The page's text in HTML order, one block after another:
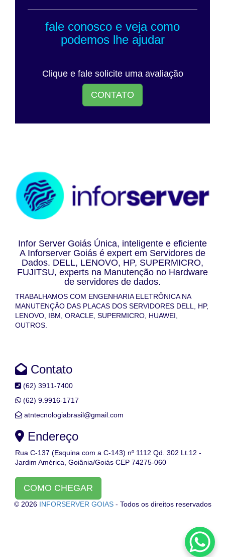
fale conosco e veja como
podemos lhe ajudar
Clique e fale solicite uma avaliação
CONTATO
Infor Server Goiás Única, inteligente e eficiente
A Inforserver Goiás é expert em Servidores de
Dados. DELL, LENOVO, HP, SUPERMICRO,
FUJITSU, experts na Manutenção no Hardware
de servidores de dados.
TRABALHAMOS COM ENGENHARIA ELETRÔNICA NA
MANUTENÇÃO DAS PLACAS DOS SERVIDORES DELL, HP,
LENOVO, IBM, ORACLE, SUPERMICRO, HUAWEI,
OUTROS.
Contato
(62) 3911-7400
(62) 9.9916-1717
atntecnologiabrasil@gmail.com
Endereço
Rua C-137 (Esquina com a C-143) nº 1112 Qd. 302 Lt.12 -
Jardim América, Goiânia/Goiás CEP 74275-060
COMO CHEGAR
© 2026 INFORSERVER GOIAS- Todos os direitos reservados